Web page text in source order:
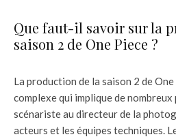
Que faut-il savoir sur la
saison 2 de One Piece ?
La production de la saison 2 de
complexe qui implique de
scénariste au directeur de la
acteurs et les équipes techniques.